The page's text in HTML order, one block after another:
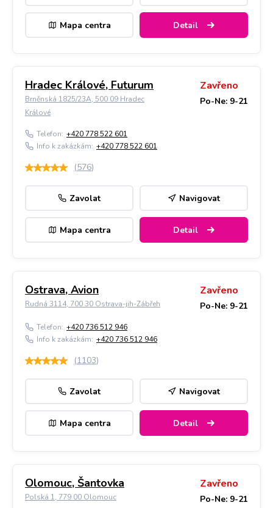
Mapa centra Detail
Hradec Králové, Futurum
Brněnská 1825/23A, 500 09 Hradec
Králové
Zavřeno
Po-Ne: 9-21
Telefon: +420 778 522 601
Info k zakázkám: +420 778 522 601
(576)
Zavolat Navigovat
Mapa centra Detail
Ostrava, Avion
Rudná 3114, 700 30 Ostrava-jih-Zábřeh
Zavřeno
Po-Ne: 9-21
Telefon: +420 736 512 946
Info k zakázkám: +420 736 512 946
(1103)
Zavolat Navigovat
Mapa centra Detail
Olomouc, Šantovka
Polská 1, 779 00 Olomouc
Zavřeno
Po-Ne: 9-21